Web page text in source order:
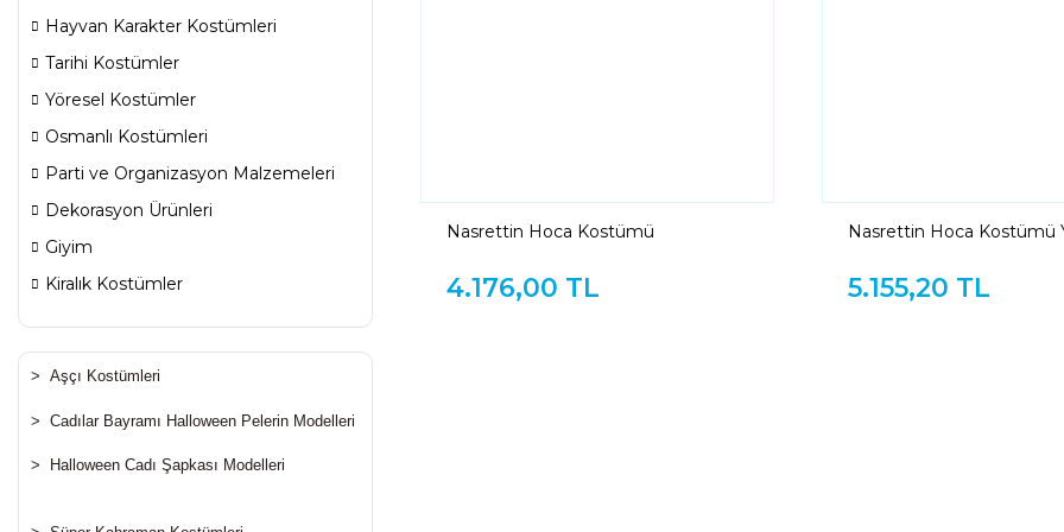
Hayvan Karakter Kostümleri
Tarihi Kostümler
Yöresel Kostümler
Osmanlı Kostümleri
Parti ve Organizasyon Malzemeleri
Dekorasyon Ürünleri
Giyim
Kiralık Kostümler
> Aşçı Kostümleri
> Cadılar Bayramı Halloween Pelerin Modelleri
> Halloween Cadı Şapkası Modelleri
Nasrettin Hoca Kostümü
4.176,00 TL
Nasrettin Hoca Kostümü
5.155,20 TL